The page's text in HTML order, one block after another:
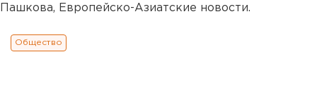
Пашкова, Европейско-Азиатские новости.
Общество